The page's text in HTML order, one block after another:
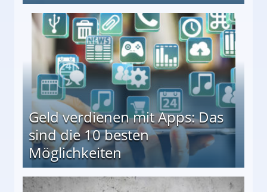
↻ Täglich neue Produkttests
Geld verdienen mit Apps: Das
sind die 10 besten
Möglichkeiten
besten Möglichkeiten